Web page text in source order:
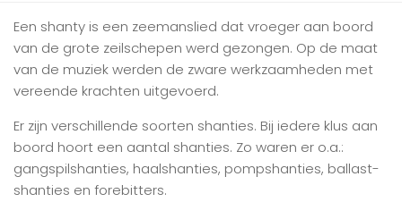
Een shanty is een zeemanslied dat vroeger aan boord
van de grote zeilschepen werd gezongen. Op de maat
van de muziek werden de zware werkzaamheden met
vereende krachten uitgevoerd.
Er zijn verschillende soorten shanties. Bij iedere klus aan
boord hoort een aantal shanties. Zo waren er o.a.:
gangspilshanties, haalshanties, pompshanties, ballast-
shanties en forebitters.